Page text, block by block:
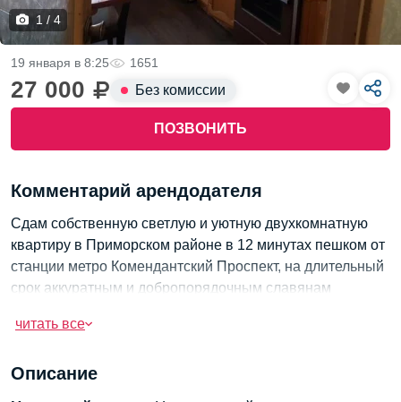
1 / 4
27 000 Без комиссии
ПОЗВОНИТЬ
19 января в 8:25 1651
Описание
Комментарий арендодателя
Сдам собственную светлую и уютную двухкомнатную
квартиру в Приморском районе в 12 минутах пешком от
станции метро Комендантский Проспект, на длительный
срок аккуратным и добропорядочным славянам
7ом этаже 12 этажного ухоженного блочного дома,
читать все